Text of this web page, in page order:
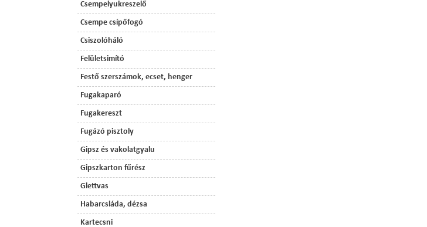
Csempelyukreszelő
Csempe csípőfogó
Csiszolóháló
Felületsimító
Festő szerszámok, ecset, henger
Fugakaparó
Fugakereszt
Fugázó pisztoly
Gipsz és vakolatgyalu
Gipszkarton fűrész
Glettvas
Habarcsláda, dézsa
Kartecsni